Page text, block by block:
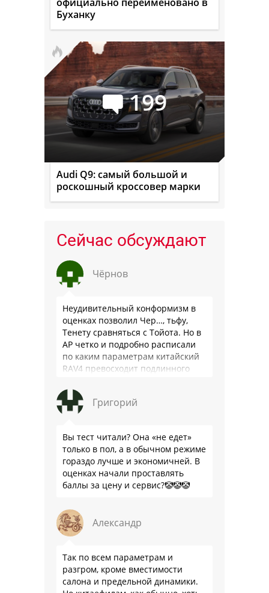
Буханку
199
Audi Q9: самый большой и
роскошный кроссовер марки
Сейчас обсуждают
Чёрнов
Неудивительный конформизм в
оценках позволил Чер…, тьфу,
Тенету сравняться с Тойота. Но в
АР четко и подробно расписали
по каким параметрам китайский
RAV4 превосходит подлинного
подвеска едет ровно и приятно …
Григорий
Вы тест читали? Она «не едет»
только в пол, а в обычном режиме
гораздо лучше и экономичней. В
оценках начали проставлять
баллы за цену и сервис?🤡🤡🤡
Александр
Так по всем параметрам и
разгром, кроме вместимости
салона и предельной динамики.